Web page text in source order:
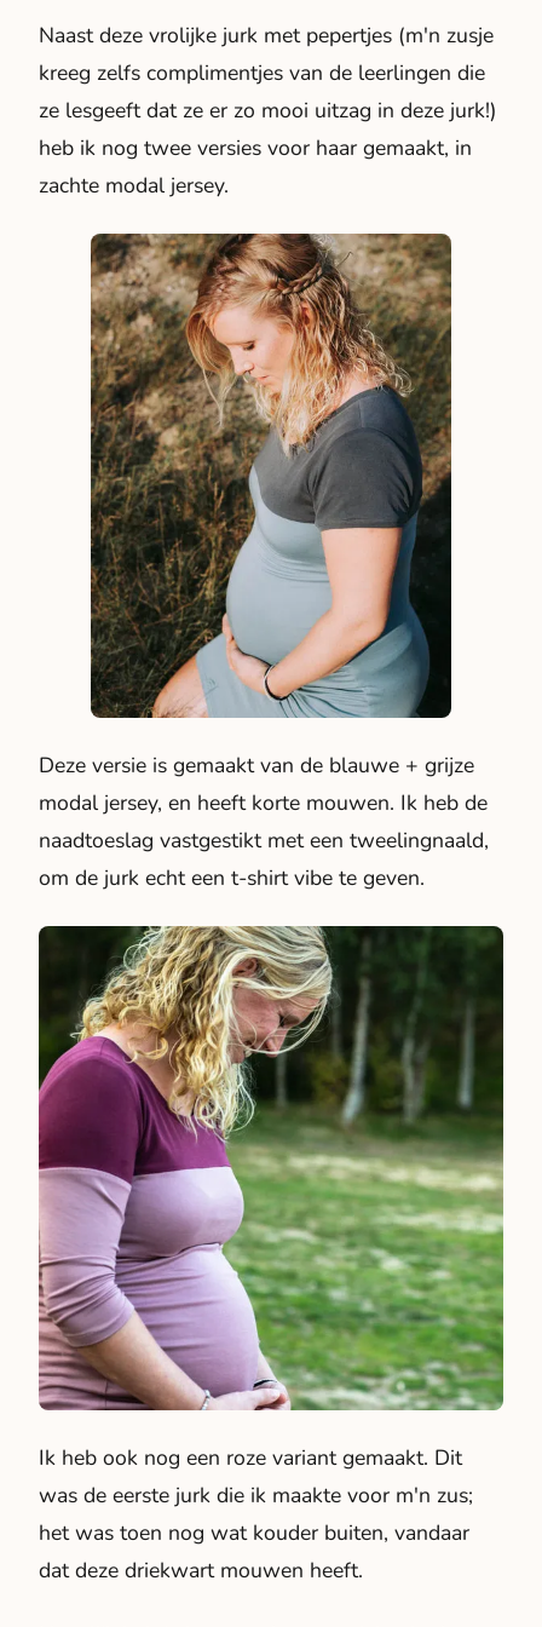
Naast deze vrolijke jurk met pepertjes (m'n zusje
kreeg zelfs complimentjes van de leerlingen die
ze lesgeeft dat ze er zo mooi uitzag in deze jurk!)
heb ik nog twee versies voor haar gemaakt, in
zachte modal jersey.
Deze versie is gemaakt van de blauwe + grijze
modal jersey, en heeft korte mouwen. Ik heb de
naadtoeslag vastgestikt met een tweelingnaald,
om de jurk echt een t-shirt vibe te geven.
Ik heb ook nog een roze variant gemaakt. Dit
was de eerste jurk die ik maakte voor m'n zus;
het was toen nog wat kouder buiten, vandaar
dat deze driekwart mouwen heeft.